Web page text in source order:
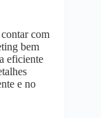
contar com
bem
eficiente
e no